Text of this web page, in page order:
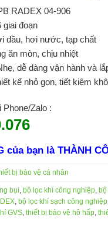
RADEX 04-906
giai đoạn
dầu, hơi nước, tạp chất
ăn mòn, chịu nhiệt
dễ dàng vận hành và
kế nhỏ gọn, tiết kiệm
Zalo :
của bạn là THÀNH
bị bảo vệ cá nhân
bụi bộ lọc khí công nghiệp, bộ
, bộ lọc khí sạch công nghiệp,
GVS, thiết bị bảo vệ hô hấp,